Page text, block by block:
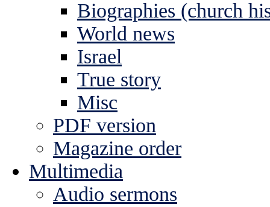
Biographies (church
World news
Israel
True story
Misc
PDF version
Magazine order
Multimedia
Audio sermons